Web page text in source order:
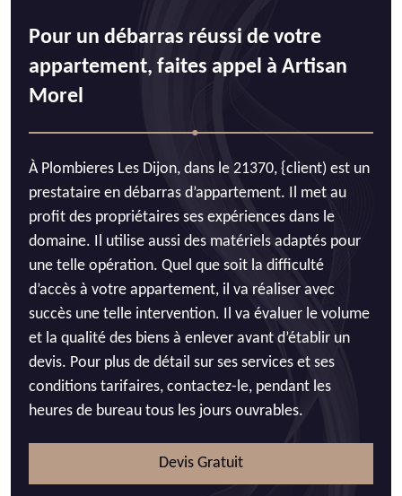
Pour un débarras réussi de votre
appartement, faites appel à Artisan
Morel
À Plombieres Les Dijon, dans le 21370, {client) est un
prestataire en débarras d’appartement. Il met au
profit des propriétaires ses expériences dans le
domaine. Il utilise aussi des matériels adaptés pour
une telle opération. Quel que soit la difficulté
d’accès à votre appartement, il va réaliser avec
succès une telle intervention. Il va évaluer le volume
et la qualité des biens à enlever avant d’établir un
devis. Pour plus de détail sur ses services et ses
conditions tarifaires, contactez-le, pendant les
heures de bureau tous les jours ouvrables.
Devis Gratuit